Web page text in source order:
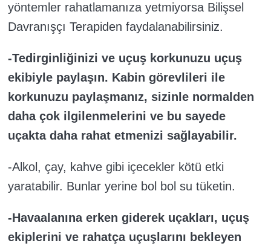
yöntemler rahatlamanıza yetmiyorsa Bilişsel
Davranışçı Terapiden faydalanabilirsiniz.
-Tedirginliğinizi ve uçuş korkunuzu uçuş
ekibiyle paylaşın. Kabin görevlileri ile
korkunuzu paylaşmanız, sizinle normalden
daha çok ilgilenmelerini ve bu sayede
uçakta daha rahat etmenizi sağlayabilir.
-Alkol, çay, kahve gibi içecekler kötü etki
yaratabilir. Bunlar yerine bol bol su tüketin.
-Havaalanına erken giderek uçakları, uçuş
ekiplerini ve rahatça uçuşlarını bekleyen